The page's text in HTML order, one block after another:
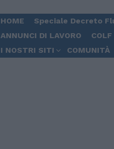
HOME Speciale Decreto
ANNUNCI DI LAVORO
I NOSTRI SITI
COMUNITÀ